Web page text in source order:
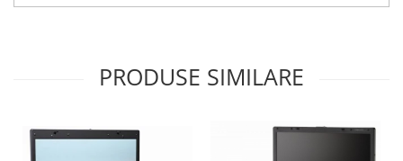
PRODUSE SIMILARE